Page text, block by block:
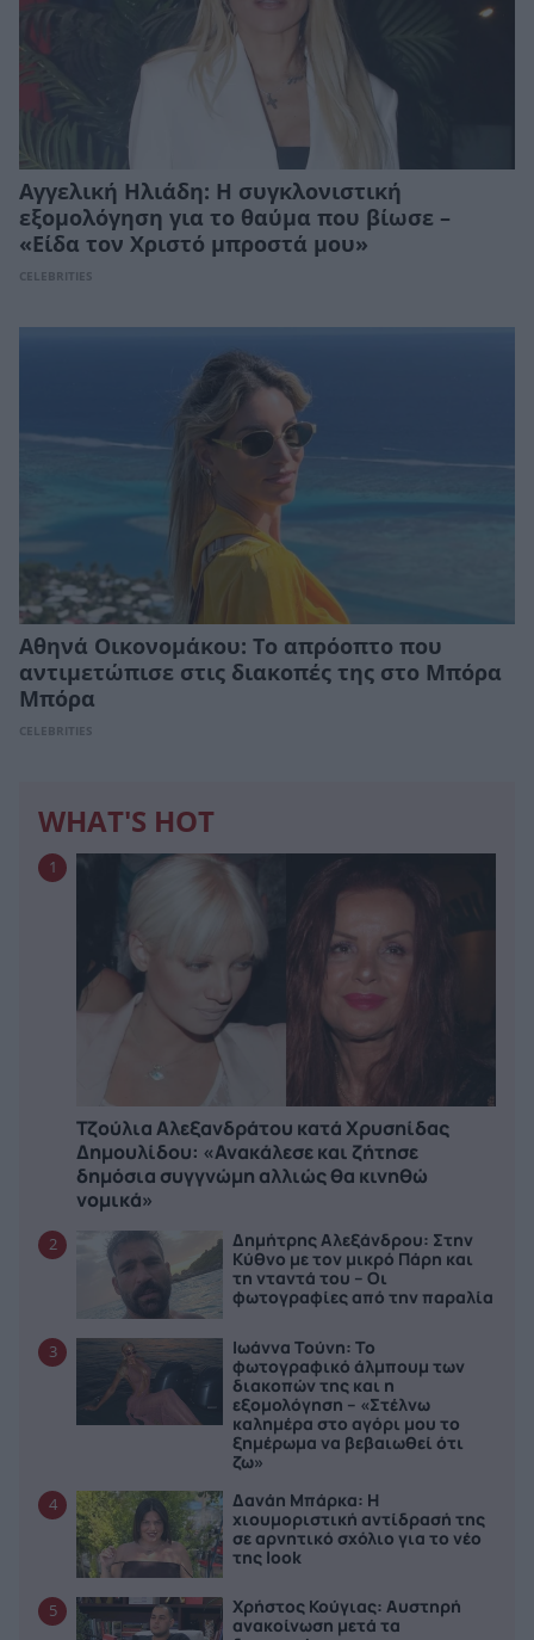
Αγγελική Ηλιάδη: Η συγκλονιστική
εξομολόγηση για το θαύμα που βίωσε –
«Είδα τον Χριστό μπροστά μου»
CELEBRITIES
Αθηνά Οικονομάκου: Το απρόοπτο που
αντιμετώπισε στις διακοπές της στο Μπόρα
Μπόρα
CELEBRITIES
WHAT'S HOT
1
Τζούλια Αλεξανδράτου κατά Χρυσηίδας
Δημουλίδου: «Ανακάλεσε και ζήτησε
δημόσια συγγνώμη αλλιώς θα κινηθώ
νομικά»
2
Δημήτρης Αλεξάνδρου: Στην
Κύθνο με τον μικρό Πάρη και
τη νταντά του – Οι
φωτογραφίες από την παραλία
3
Ιωάννα Τούνη: Το
φωτογραφικό άλμπουμ των
διακοπών της και η
εξομολόγηση – «Στέλνω
καλημέρα στο αγόρι μου το
ξημέρωμα να βεβαιωθεί ότι
ζω»
4
Δανάη Μπάρκα: Η
χιουμοριστική αντίδρασή της
σε αρνητικό σχόλιο για το νέο
της look
5
Χρήστος Κούγιας: Αυστηρή
ανακοίνωση μετά τα